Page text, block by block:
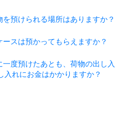
預けられる場所はありますか？
スは預かってもらえますか？
一度預けたあとも、荷物の出し入
入れにお金はかかりますか？